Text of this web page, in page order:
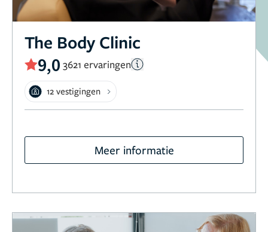
The Body Clinic
9,0 3621 ervaringen
12 vestigingen
Meer informatie